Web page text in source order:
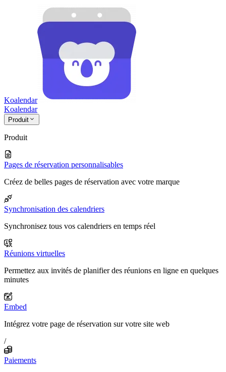
Koalendar
Koalendar
Produit
Produit
Pages de réservation personnalisables
Créez de belles pages de réservation avec votre marque
Synchronisation des calendriers
Synchronisez tous vos calendriers en temps réel
Réunions virtuelles
Permettez aux invités de planifier des réunions en ligne en quelques
minutes
Embed
Intégrez votre page de réservation sur votre site web
/
Paiements